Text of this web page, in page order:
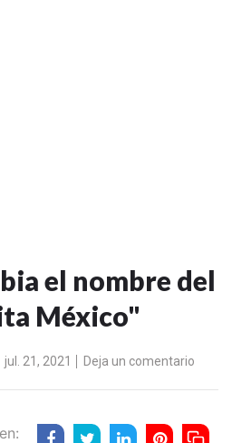
el nombre del
México"
jul. 21, 2021 Deja un comentario